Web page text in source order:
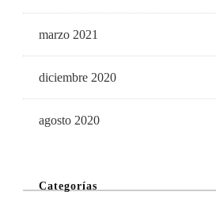
marzo 2021
diciembre 2020
agosto 2020
Categorías